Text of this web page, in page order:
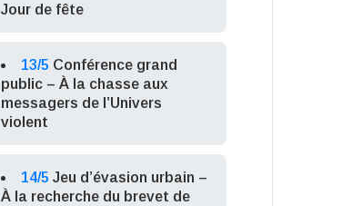
Jour de fête
13/5 Conférence grand
public – À la chasse aux
messagers de l’Univers
violent
14/5 Jeu d’évasion urbain –
À la recherche du brevet de